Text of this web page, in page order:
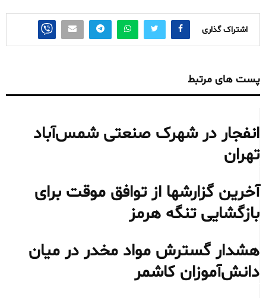
اشتراک گذاری
پست های مرتبط
انفجار در شهرک صنعتی شمس‌آباد
تهران
آخرین گزارشها از توافق موقت برای
بازگشایی تنگه هرمز
هشدار گسترش مواد مخدر در میان
دانش‌آموزان کاشمر